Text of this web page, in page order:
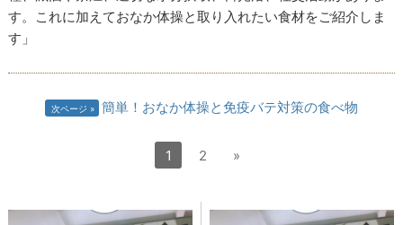
す。これに加えておなか体操と取り入れたい食材をご紹介しま
す」
次ページ 簡単！おなか体操と免疫バテ対策の食べ物
1 2 »